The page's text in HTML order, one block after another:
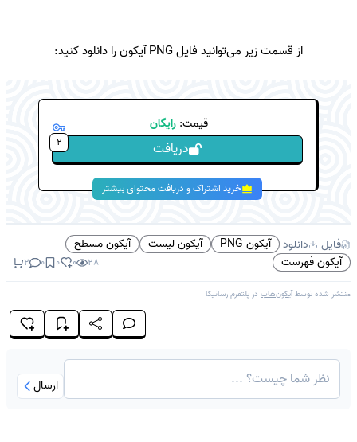
از قسمت زیر می‌توانید فایل PNG آیکون را دانلود کنید:
قیمت: رایگان
دریافت 2
خرید اشتراک و دریافت محتوای بیشتر
فایل دانلود آیکون PNG آیکون لیست
آیکون مسطح
آیکون فهرست
28
0
0
0
2
منتشر شده توسطآیکون‌هاب در پلتفرمرسانیکا
ارسال